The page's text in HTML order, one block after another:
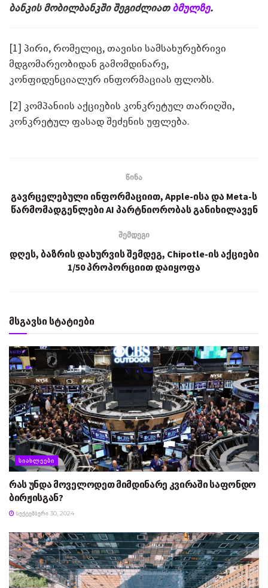
ბანკის მობილბანკში შეგიძლიათბმულზე.
[1] პირი, რომელიც, თავისი სამსახურებრივი
მდგომარეობიდან გამომდინარე,
კონფიდენციალურ ინფორმაციას ფლობს.
[2] კომპანიის აქციების კონკრეტულ თარიღში,
კონკრეტულ ფასად შეძენის უფლება.
წინა
გავრცელებული ინფორმაციით, Apple-ისა და Meta-ს
წარმომადგენლები AI პარტნიორობას განიხილავენ
შემდეგი
დღეს, ბაზრის დახურვის შემდეგ, Chipotle-ის აქციები
1/50 პროპორციით დაიყოფა
მსგავსი სტატიები
ᲡᲘᲐᲮᲚᲔᲔᲑᲘ
რას უნდა მოველოდეთ მიმდინარე კვირაში საფონდო
ბირჟისგან?
ᲡᲔᲥᲢᲔᲛᲑᲔᲠᲘ 30, 2024